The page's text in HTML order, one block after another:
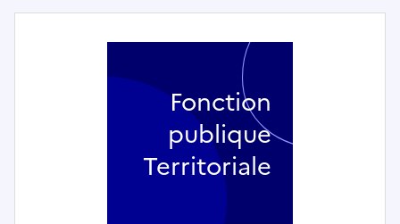
Fonction
publique
Territoriale